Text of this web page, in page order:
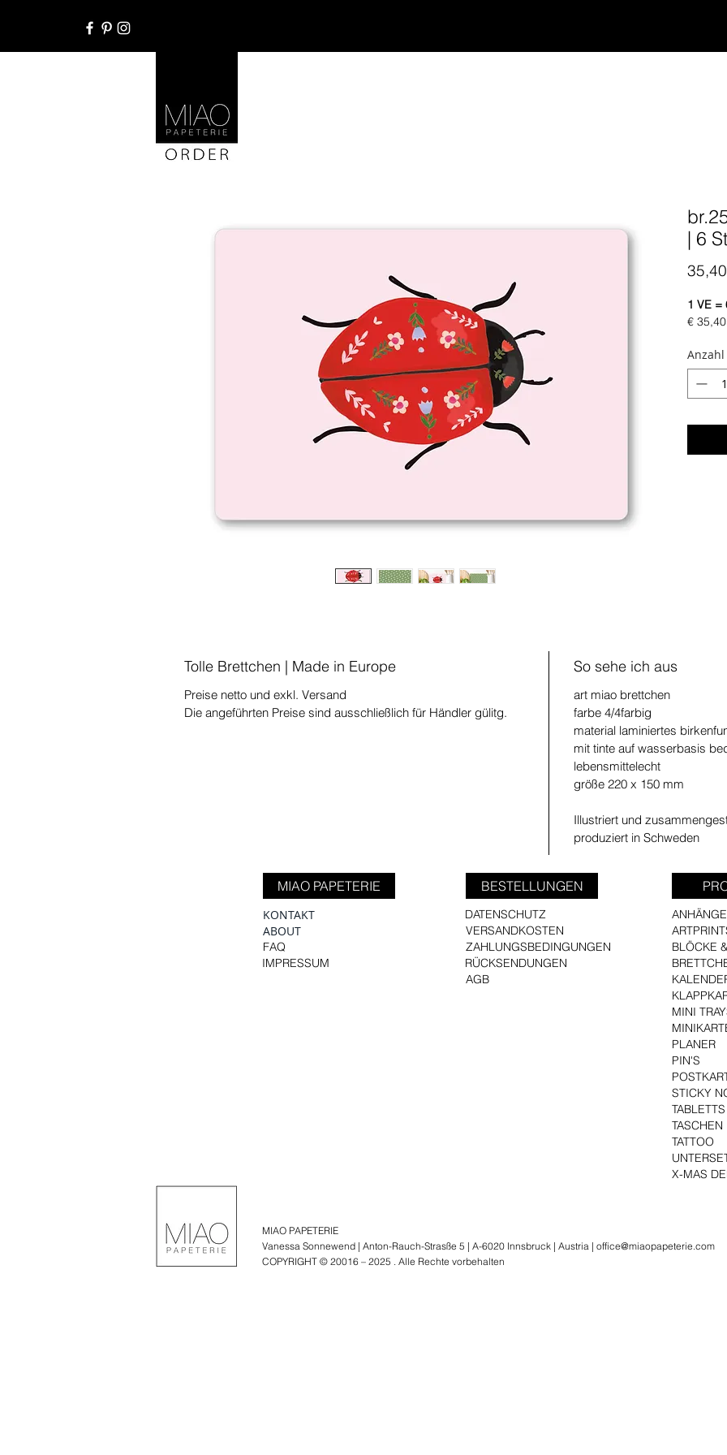
| 6
1 VE =
€ 35,40
Anzahl
Tolle Brettchen | Made in Europe
Preise netto und exkl. Versand
Die angeführten Preise sind ausschließlich für Händler gülitg.
So sehe ich aus
art miao brettchen
farbe 4/4farbig
material laminiertes
mit tinte auf wasserbasis
lebensmittelecht
größe 220 x 150 mm
Illustriert und
produziert in Schweden
MIAO PAPETERIE
KONTAKT
ABOUT
FAQ
IMPRESSUM
BESTELLUNGEN
DATENSCHUTZ
VERSANDKOSTEN
ZAHLUNGSBEDINGUNGEN
RÜCKSENDUNGEN
AGB
BLÖCKE
MINI
PLANER
PIN'S
STICKY
TABLETTS
TASCHEN
TATTOO
X-MAS
MIAO PAPETERIE
Vanessa Sonnewend | Anton-Rauch-Strasße 5 | A-6020 Innsbruck | Austria | office@miaopapeterie.com
COPYRIGHT © 20016 – 2025 . Alle Rechte vorbehalten